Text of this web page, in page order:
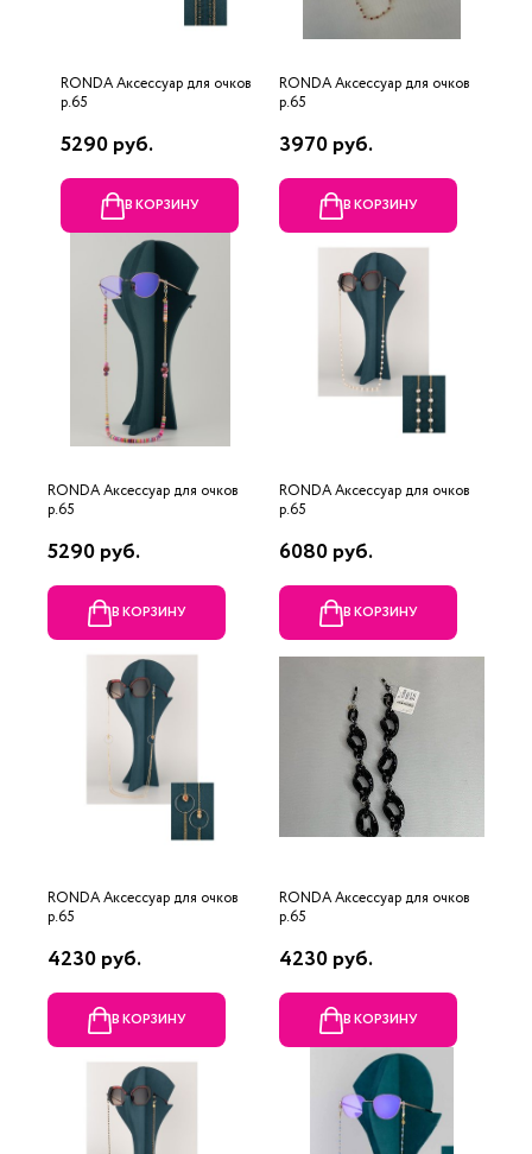
RONDA Аксессуар для очков
р.65
5290 руб.
В КОРЗИНУ
RONDA Аксессуар для очков
р.65
3970 руб.
В КОРЗИНУ
RONDA Аксессуар для очков
р.65
5290 руб.
В КОРЗИНУ
RONDA Аксессуар для очков
р.65
6080 руб.
В КОРЗИНУ
RONDA Аксессуар для очков
р.65
4230 руб.
В КОРЗИНУ
RONDA Аксессуар для очков
р.65
4230 руб.
В КОРЗИНУ